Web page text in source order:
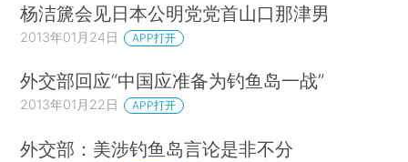
杨洁篪会见日本公明党党首山口那津男
2013年01月24日 APP打开
外交部回应“中国应准备为钓鱼岛一战”
2013年01月22日 APP打开
外交部：美涉钓鱼岛言论是非不分